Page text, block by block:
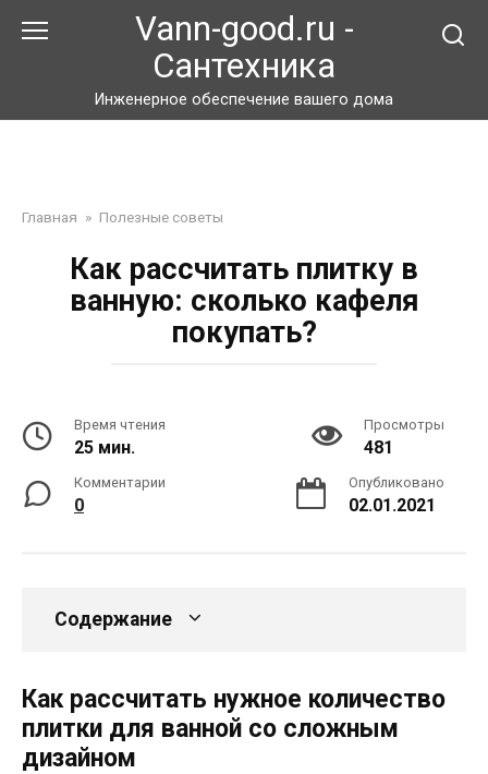
Vann-good.ru -
Сантехника
Инженерное обеспечение вашего дома
Главная » Полезные советы
Как рассчитать плитку в
ванную: сколько кафеля
покупать?
Время чтения
25 мин.
Просмотры
481
Комментарии
0
Опубликовано
02.01.2021
Содержание
Как рассчитать нужное количество
плитки для ванной со сложным
дизайном